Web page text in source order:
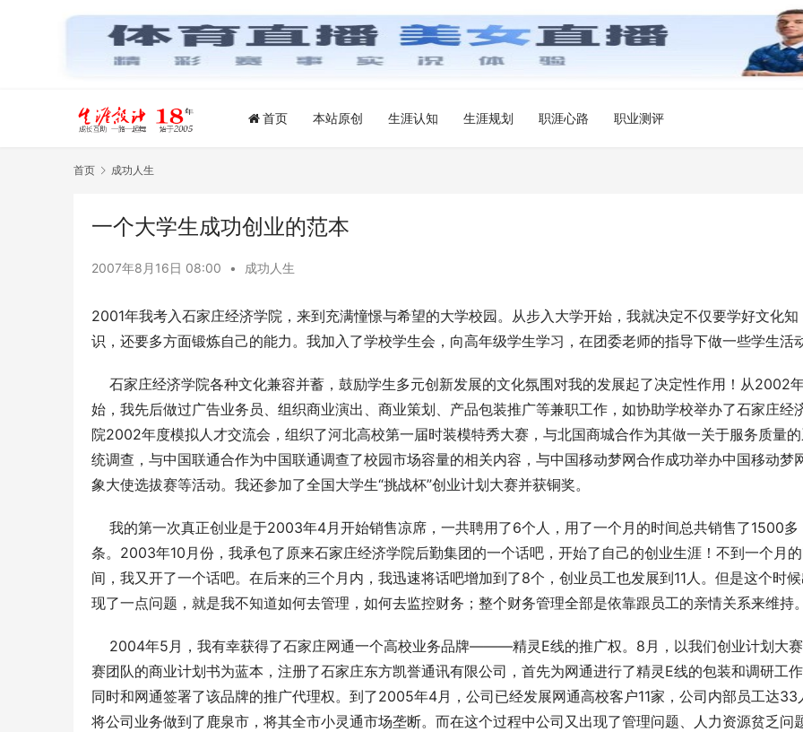
首页 本站原创 生涯认知 生涯规划 职涯心路 职业测评
首页 成功人生
一个大学生成功创业的范本
2007年8月16日 08:00 • 成功人生
2001年我考入石家庄经济学院，来到充满憧憬与希望的大学校园。从步入大学开始，我就决定不仅要学好文化知
识，还要多方面锻炼自己的能力。我加入了学校学生会，向高年级学生学习，在团委老师的指导下做一些学生活动
石家庄经济学院各种文化兼容并蓄，鼓励学生多元创新发展的文化氛围对我的发展起了决定性作用！从2002
始，我先后做过广告业务员、组织商业演出、商业策划、产品包装推广等兼职工作，如协助学校举办了石家庄经
院2002年度模拟人才交流会，组织了河北高校第一届时装模特秀大赛，与北国商城合作为其做一关于服务质量
统调查，与中国联通合作为中国联通调查了校园市场容量的相关内容，与中国移动梦网合作成功举办中国移动梦
象大使选拔赛等活动。我还参加了全国大学生“挑战杯”创业计划大赛并获铜奖。
我的第一次真正创业是于2003年4月开始销售凉席，一共聘用了6个人，用了一个月的时间总共销售了1500多
条。2003年10月份，我承包了原来石家庄经济学院后勤集团的一个话吧，开始了自己的创业生涯！不到一个月
间，我又开了一个话吧。在后来的三个月内，我迅速将话吧增加到了8个，创业员工也发展到11人。但是这个时候
现了一点问题，就是我不知道如何去管理，如何去监控财务；整个财务管理全部是依靠跟员工的亲情关系来维持。
2004年5月，我有幸获得了石家庄网通一个高校业务品牌———精灵E线的推广权。8月，以我们创业计划大
赛团队的商业计划书为蓝本，注册了石家庄东方凯誉通讯有限公司，首先为网通进行了精灵E线的包装和调研工作
同时和网通签署了该品牌的推广代理权。到了2005年4月，公司已经发展网通高校客户11家，公司内部员工达33
将公司业务做到了鹿泉市，将其全市小灵通市场垄断。而在这个过程中公司又出现了管理问题、人力资源贫乏问题